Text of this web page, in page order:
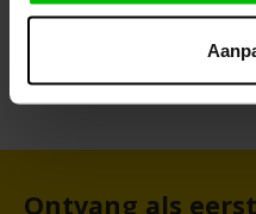
In winkelwagen
Ontvang als